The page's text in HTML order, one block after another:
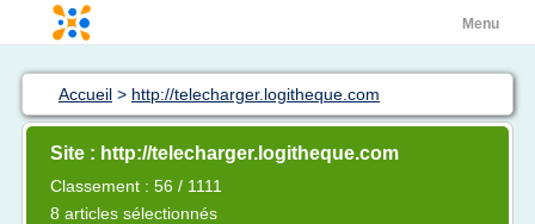
Menu
Accueil > http://telecharger.logitheque.com
Site : http://telecharger.logitheque.com
Classement : 56 / 1111
8 articles sélectionnés